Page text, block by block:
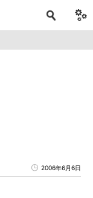
2006年6月6日